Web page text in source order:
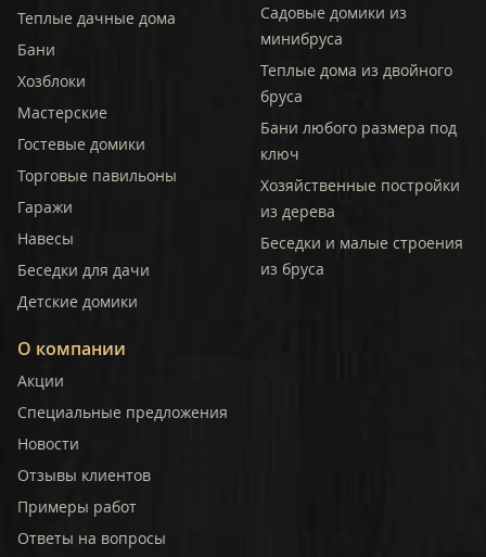
Теплые дачные дома
Бани
Хозблоки
Мастерские
Гостевые домики
Торговые павильоны
Гаражи
Навесы
Беседки для дачи
Детские домики
Садовые домики из
минибруса
Теплые дома из двойного
бруса
Бани любого размера под
ключ
Хозяйственные постройки
из дерева
Беседки и малые строения
из бруса
О компании
Акции
Специальные предложения
Новости
Отзывы клиентов
Примеры работ
Ответы на вопросы